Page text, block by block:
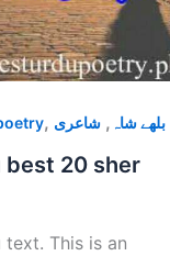
, بلھے شاہ , شاعری
20 sher
This is an